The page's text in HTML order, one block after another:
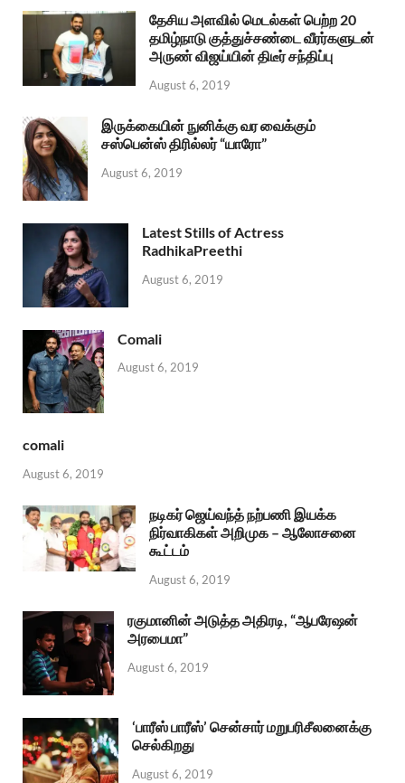
தேசிய அளவில் மெடல்கள் பெற்ற 20
தமிழ்நாடு குத்துச்சண்டை வீரர்களுடன்
அருண் விஜய்யின் திடீர் சந்திப்பு
August 6, 2019
இருக்கையின் நுனிக்கு வர வைக்கும்
சஸ்பென்ஸ் திரில்லர் “யாரோ”
August 6, 2019
Latest Stills of Actress
RadhikaPreethi
August 6, 2019
Comali
August 6, 2019
comali
August 6, 2019
நடிகர் ஜெய்வந்த் நற்பணி இயக்க
நிர்வாகிகள் அறிமுக – ஆலோசனை
கூட்டம்
August 6, 2019
ரகுமானின் அடுத்த அதிரடி, “ஆபரேஷன்
அரபைமா”
August 6, 2019
‘பாரீஸ் பாரீஸ்’ சென்சார் மறுபரிசீலனைக்கு
செல்கிறது
August 6, 2019